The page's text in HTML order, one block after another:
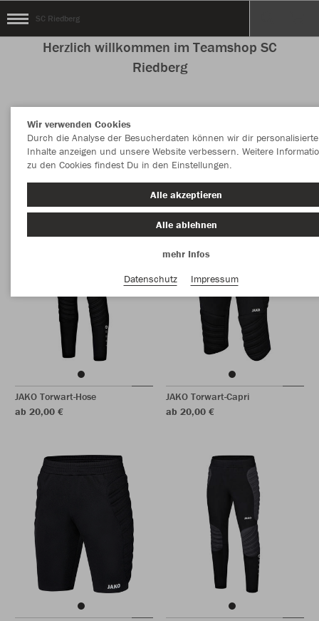
SC Riedberg
Herzlich willkommen im Teamshop SC
Riedberg
Nachhaltig Farbe
JAKO Torwart-Hose
ab 20,00 €
JAKO Torwart-Capri
ab 20,00 €
Wir verwenden Cookies
Durch die Analyse der Besucherdaten können wir dir personalisierte
Inhalte anzeigen und unsere Website verbessern. Weitere
zu den Cookies findest Du in den Einstellungen.
Alle akzeptieren
Alle ablehnen
mehr Infos
Datenschutz
Impressum